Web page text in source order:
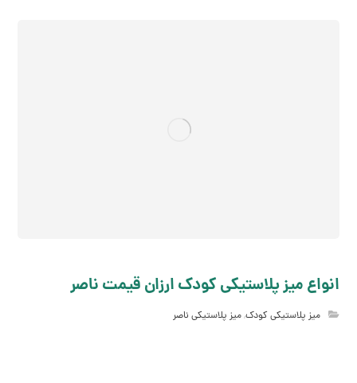
انواع میز پلاستیکی کودک ارزان قیمت ناصر
میز پلاستیکی کودک,میز پلاستیکی ناصر